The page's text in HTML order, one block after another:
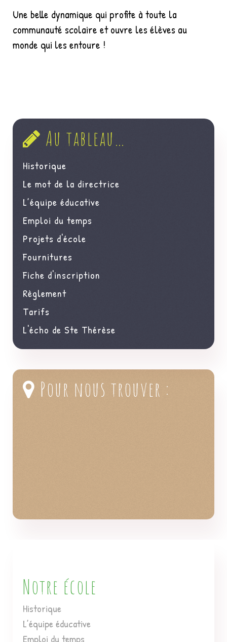
Une belle dynamique qui profite à toute la
communauté scolaire et ouvre les élèves au
monde qui les entoure !
Au tableau…
Historique
Le mot de la directrice
L’équipe éducative
Emploi du temps
Projets d'école
Fournitures
Fiche d'inscription
Règlement
Tarifs
L'écho de Ste Thérèse
Pour nous trouver :
Notre école
Historique
L’équipe éducative
Emploi du temps